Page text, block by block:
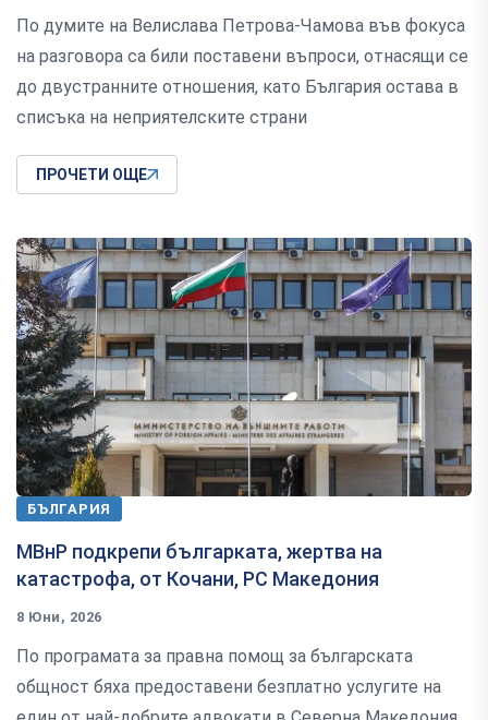
По думите на Велислава Петрова-Чамова във фокуса
на разговора са били поставени въпроси, отнасящи се
до двустранните отношения, като България остава в
списъка на неприятелските страни
ПРОЧЕТИ ОЩЕ
БЪЛГАРИЯ
МВнР подкрепи българката, жертва на
катастрофа, от Кочани, РС Македония
8 Юни, 2026
По програмата за правна помощ за българската
общност бяха предоставени безплатно услугите на